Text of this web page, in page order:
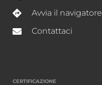
Avvia il navigatore
Contattaci
CERTIFICAZIONE